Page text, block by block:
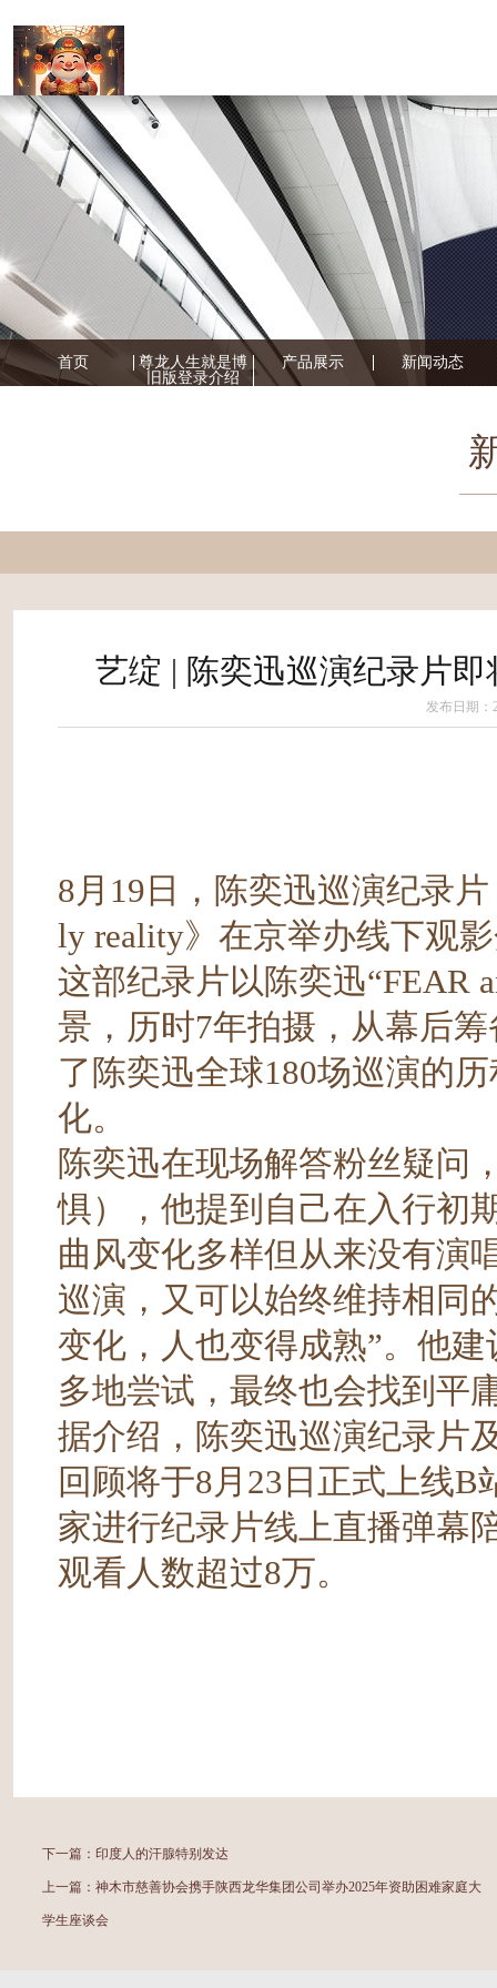
首页
尊龙人生就是博
旧版登录介绍
产品展示 新闻动态
艺绽 | 陈奕迅巡演纪录片
发布日期：
8月19日，陈奕迅巡演纪录片
ly reality》在京举办线下观
这部纪录片以陈奕迅“FEAR
景，历时7年拍摄，从幕后
了陈奕迅全球180场巡演的
化。
陈奕迅在现场解答粉丝疑问
惧），他提到自己在入行初
曲风变化多样但从来没有演
巡演，又可以始终维持相同
变化，人也变得成熟”。他
多地尝试，最终也会找到平
据介绍，陈奕迅巡演纪录片
回顾将于8月23日正式上线
家进行纪录片线上直播弹幕
观看人数超过8万。
下一篇： 印度人的汗腺特别发达
上一篇： 神木市慈善协会携手陕西龙华集团公司举办2025年资助困难家庭大
学生座谈会